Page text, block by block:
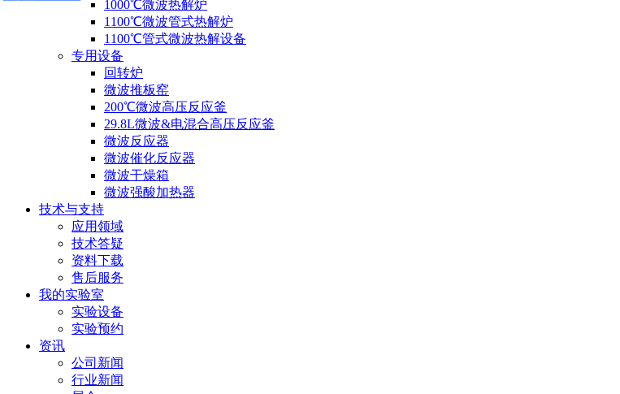
1000℃微波热解炉
1100℃微波管式热解炉
1100℃管式微波热解设备
专用设备
回转炉
微波推板窑
200℃微波高压反应釜
29.8L微波&电混合高压反应釜
微波反应器
微波催化反应器
微波干燥箱
微波强酸加热器
技术与支持
应用领域
技术答疑
资料下载
售后服务
我的实验室
实验设备
实验预约
资讯
公司新闻
行业新闻